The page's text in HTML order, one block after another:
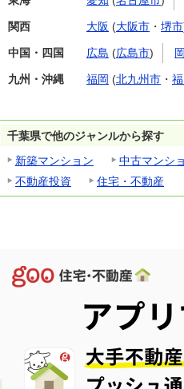
関西 大阪 (大阪市 ・ 堺市
中国・四国 広島 (広島市)
九州・沖縄 福岡 (北九州市 ・
千葉県で他のジャンルから探す
新築マンション
中古マンシ
不動産投資
住宅・不動産